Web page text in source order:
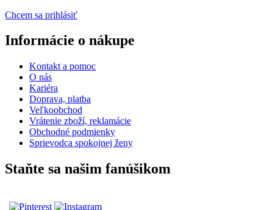
Chcem sa prihlásiť
Informácie o nákupe
Kontakt a pomoc
O nás
Kariéra
Doprava, platba
Veľkoobchod
Vrátenie zboží, reklamácie
Obchodné podmienky
Sprievodca spokojnej ženy
Staňte sa našim fanúšikom